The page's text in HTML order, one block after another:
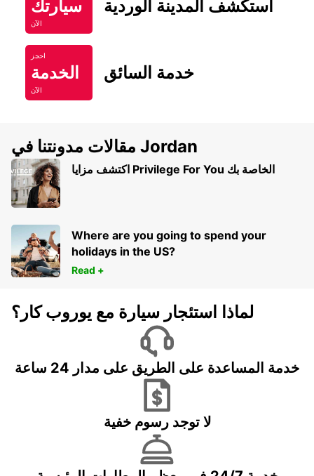
سيارتك
الآن
استكشف المدينة الوردية
احجز
الخدمة
الآن
خدمة السائق
مقالات مدونتنا في Jordan
اكتشف مزايا Privilege For You الخاصة بك
Where are you going to spend your
holidays in the US?
Read +
لماذا استئجار سيارة مع يوروب كار؟
خدمة المساعدة على الطريق على مدار 24 ساعة
لا توجد رسوم خفية